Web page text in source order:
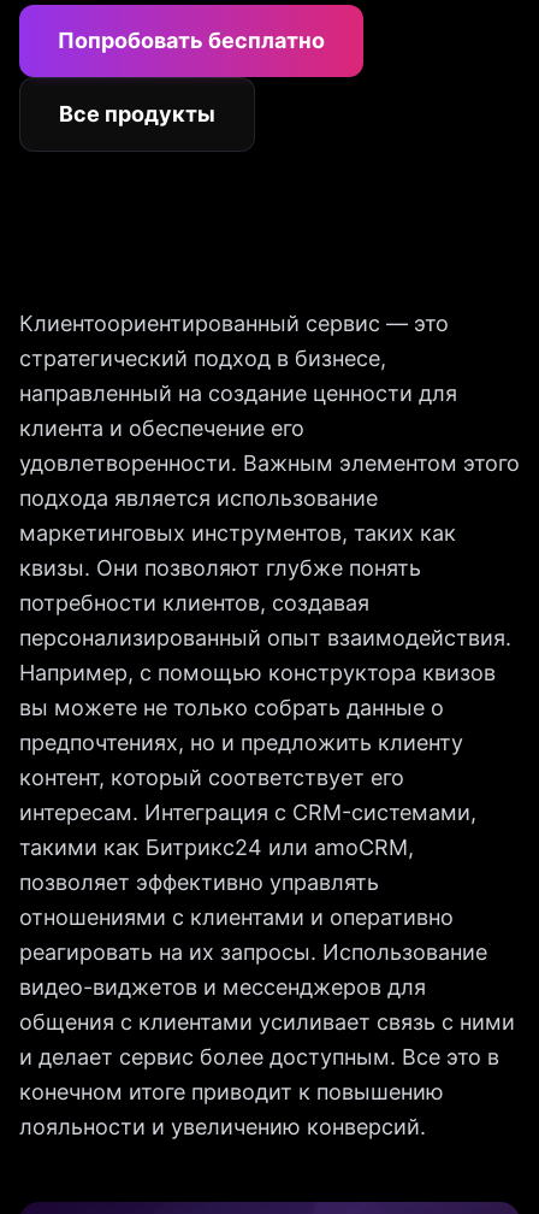
Попробовать бесплатно
Все продукты
Клиентоориентированный сервис — это
стратегический подход в бизнесе,
направленный на создание ценности для
клиента и обеспечение его
удовлетворенности. Важным элементом этого
подхода является использование
маркетинговых инструментов, таких как
квизы. Они позволяют глубже понять
потребности клиентов, создавая
персонализированный опыт взаимодействия.
Например, с помощью конструктора квизов
вы можете не только собрать данные о
предпочтениях, но и предложить клиенту
контент, который соответствует его
интересам. Интеграция с CRM-системами,
такими как Битрикс24 или amoCRM,
позволяет эффективно управлять
отношениями с клиентами и оперативно
реагировать на их запросы. Использование
видео-виджетов и мессенджеров для
общения с клиентами усиливает связь с ними
и делает сервис более доступным. Все это в
конечном итоге приводит к повышению
лояльности и увеличению конверсий.